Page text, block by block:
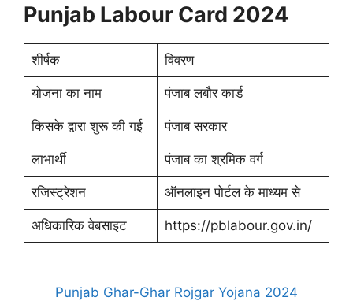
Punjab Labour Card 2024
शीर्षक विवरण
योजना का नाम पंजाब लबौर कार्ड
किसके द्वारा शुरू की गई पंजाब सरकार
लाभार्थी पंजाब का श्रमिक वर्ग
रजिस्ट्रेशन ऑनलाइन पोर्टल के माध्यम से
अधिकारिक वेबसाइट https://pblabour.gov.in/
Punjab Ghar-Ghar Rojgar Yojana 2024